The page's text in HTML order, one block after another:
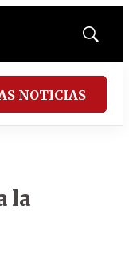
Mostrar
NOTICIAS
la